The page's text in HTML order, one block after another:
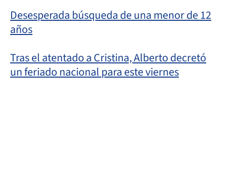
Desesperada búsqueda de una menor de 12
años
Tras el atentado a Cristina, Alberto decretó
un feriado nacional para este viernes